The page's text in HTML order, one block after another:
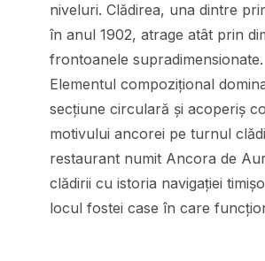
niveluri. Clădirea, una dintre
în anul 1902, atrage atât prin
frontoanele supradimensionate.
Elementul compozițional
secțiune circulară și acoperiș
motivului ancorei pe turnul
restaurant numit Ancora de
clădirii cu istoria navigației
locul fostei case în care